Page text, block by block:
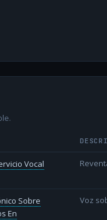
Vocal
Sobre
En
Voz